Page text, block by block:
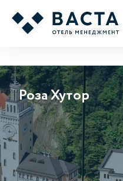
Роза Хутор